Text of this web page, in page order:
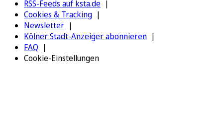
RSS-Feeds auf ksta.de
Cookies & Tracking
Newsletter
Kölner Stadt-Anzeiger abonnieren
FAQ
Cookie-Einstellungen